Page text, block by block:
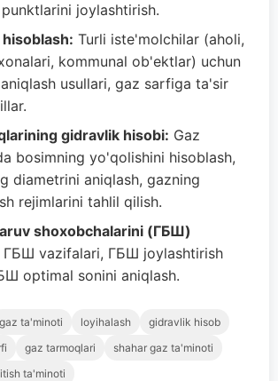
joylashtirish.
Turli iste'molchilar (aholi,
kommunal ob'ektlar) uchun
usullari, gaz sarfiga ta'sir
gidravlik hisobi: Gaz
bosimning yo'qolishini hisoblash,
diametrini aniqlash, gazning
rejimlarini tahlil qilish.
shoxobchalarini (ГБШ)
ГБШ vazifalari, ГБШ joylashtirish
optimal sonini aniqlash.
gaz ta'minoti loyihalash
gidravlik hisob
gaz tarmoqlari
shahar gaz ta'minoti
ta'minoti